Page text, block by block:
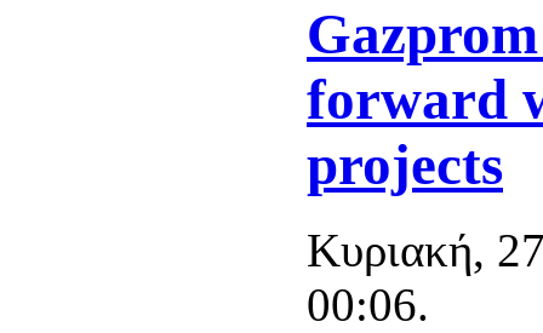
forward
projects
Κυριακή,
00:06.